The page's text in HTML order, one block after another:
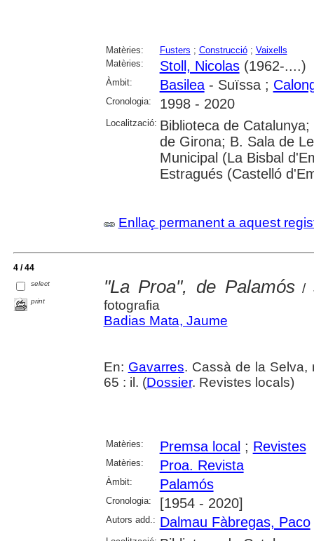
Matèries: Fusters ; Construcció; Vaixells
Matèries:
Stoll, Nicolas(1962-....)
Àmbit: Basilea- Suïssa ;
Cronologia: 1998 - 2020
Localització: Biblioteca de
de Girona; B. Sala de
Municipal (La Bisbal
Estragués (Castelló
Enllaç permanent a aquest
4 / 44
select
print
"La Proa", de Palamós/
fotografia
Badias Mata, Jaume
En: Gavarres. Cassà de la Selva,
65 : il. (Dossier. Revistes locals)
Matèries: Premsa local ; Revistes
Matèries: Proa. Revista
Àmbit: Palamós
Cronologia: [1954 - 2020]
Autors add.: Dalmau Fàbregas, Paco